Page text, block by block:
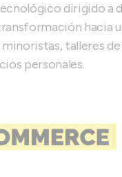
dirigido a
hacia
talleres
personales.